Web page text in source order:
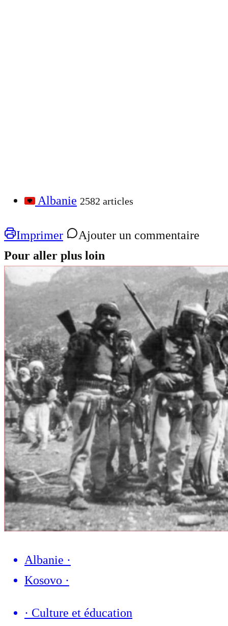
Albanie 2582 articles
Imprimer
Ajouter un commentaire
Pour aller plus loin
Albanie ·
Kosovo ·
· Culture et éducation